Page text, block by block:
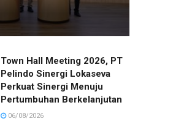
Town Hall Meeting 2026, PT
Pelindo Sinergi Lokaseva
Perkuat Sinergi Menuju
Pertumbuhan Berkelanjutan
06/08/2026